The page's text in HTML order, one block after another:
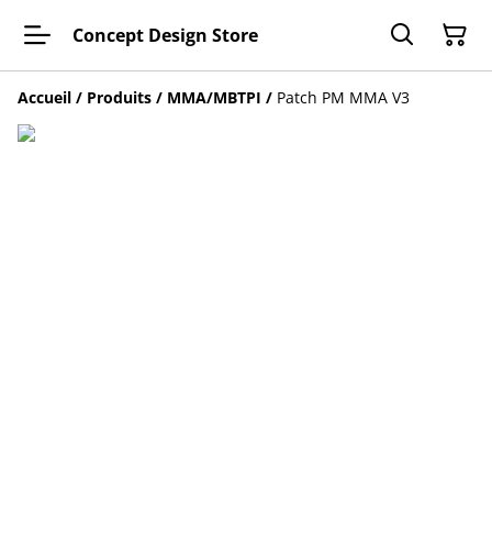
Concept Design Store
Accueil / Produits / MMA/MBTPI / Patch PM MMA V3